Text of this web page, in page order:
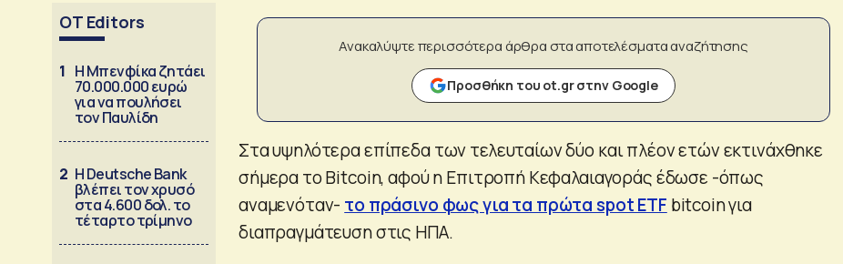
OT Editors
1 Η Μπενφίκα ζητάει
70.000.000 ευρώ
για να πουλήσει
τον Παυλίδη
2 Η Deutsche Bank
βλέπει τον χρυσό
στα 4.600 δολ. το
τέταρτο τρίμηνο
Ανακαλύψτε περισσότερα άρθρα στα αποτελέσματα αναζήτησης
Προσθήκη του ot.gr στην Google
Στα υψηλότερα επίπεδα των τελευταίων δύο και πλέον ετών εκτινάχθηκε
σήμερα το Bitcoin, αφού η Επιτροπή Κεφαλαιαγοράς έδωσε -όπως
αναμενόταν- το πράσινο φως για τα πρώτα spot ETF bitcoin για
διαπραγμάτευση στις ΗΠΑ.